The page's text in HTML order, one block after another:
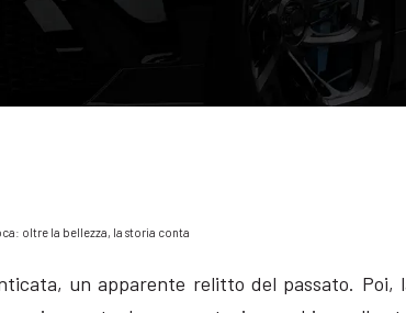
oltre la bellezza, la storia conta
un apparente relitto del passato.